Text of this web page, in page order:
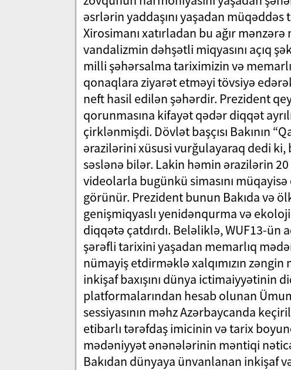
əsrlərin yaddaşını yaşadan
Xirosimanı xatırladan bu ağır
vandalizmin dəhşətli miqyasını açıq
milli şəhərsalma tariximizin və
qonaqlara ziyarət etməyi tövsiyə
neft hasil edilən şəhərdir. Prezident
qorunmasına kifayət qədər diqqət
çirklənmişdi. Dövlət başçısı Bakının
ərazilərini xüsusi vurğulayaraq dedi
səslənə bilər. Lakin həmin ərazilərin
videolarla bugünkü simasını
görünür. Prezident bunun Bakıda və
genişmiqyaslı yenidənqurma və
diqqətə çatdırdı. Beləliklə, WUF13-ün
şərəfli tarixini yaşadan memarlıq
nümayiş etdirməklə xalqımızın
inkişaf baxışını dünya ictimaiyyətinin
platformalarından hesab olunan
sessiyasının məhz Azərbaycanda
etibarlı tərəfdaş imicinin və tarix
mədəniyyət ənənələrinin məntiqi
Bakıdan dünyaya ünvanlanan inkişaf